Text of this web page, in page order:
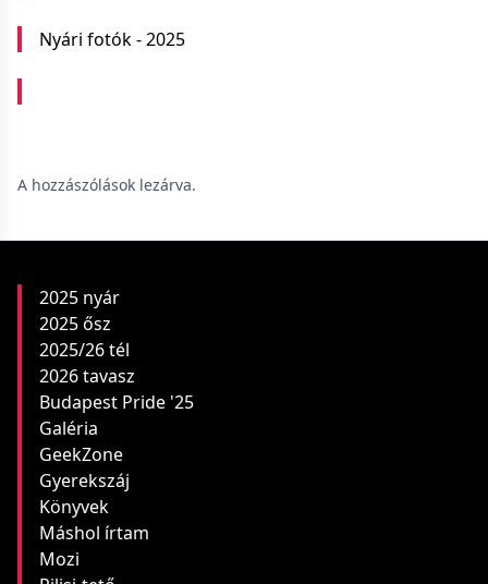
Nyári fotók - 2025
A hozzászólások lezárva.
2025 nyár
2025 ősz
2025/26 tél
2026 tavasz
Budapest Pride '25
Galéria
GeekZone
Gyerekszáj
Könyvek
Máshol írtam
Mozi